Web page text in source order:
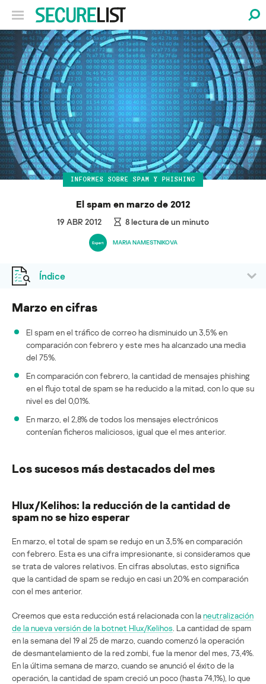
INFORMES SOBRE SPAM Y PHISHING
El spam en marzo de 2012
19 ABR 2012 8lectura de un minuto
MARIA NAMESTNIKOVA
Índice
Marzo en cifras
El spam en el tráfico de correo ha disminuido un 3,5% en
comparación con febrero y este mes ha alcanzado una media
del 75%.
En comparación con febrero, la cantidad de mensajes phishing
en el flujo total de spam se ha reducido a la mitad, con lo que su
nivel es del 0,01%.
En marzo, el 2,8% de todos los mensajes electrónicos
contenían ficheros maliciosos, igual que el mes anterior.
Los sucesos más destacados del mes
Hlux/Kelihos: la reducción de la cantidad de
spam no se hizo esperar
En marzo, el total de spam se redujo en un 3,5% en comparación
con febrero. Esta es una cifra impresionante, si consideramos que
se trata de valores relativos. En cifras absolutas, esto significa
que la cantidad de spam se redujo en casi un 20% en comparación
con el mes anterior.
Creemos que esta reducción está relacionada con laneutralización
de la nueva versión de la botnet Hlux/Kelihos . La cantidad de spam
en la semana del 19 al 25 de marzo, cuando comenzó la operación
de desmantelamiento de la red zombi, fue la menor del mes, 73,4%.
En la última semana de marzo, cuando se anunció el éxito de la
operación, la cantidad de spam creció un poco (hasta 74,1%), lo que